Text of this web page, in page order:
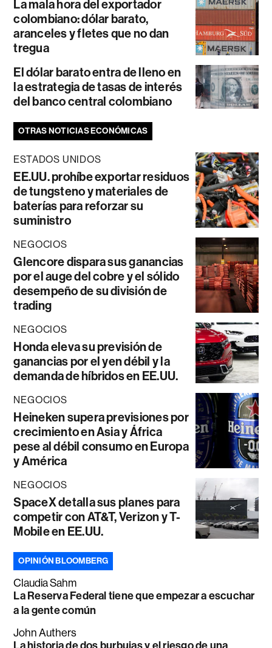
La mala hora del exportador
colombiano: dólar barato,
aranceles y fletes que no dan
tregua
El dólar barato entra de lleno en
la estrategia de tasas de interés
del banco central colombiano
OTRAS NOTICIAS ECONÓMICAS
ESTADOS UNIDOS
EE.UU. prohíbe exportar residuos
de tungsteno y materiales de
baterías para reforzar su
suministro
NEGOCIOS
Glencore dispara sus ganancias
por el auge del cobre y el sólido
desempeño de su división de
trading
NEGOCIOS
Honda eleva su previsión de
ganancias por el yen débil y la
demanda de híbridos en EE.UU.
NEGOCIOS
Heineken supera previsiones por
crecimiento en Asia y África
pese al débil consumo en Europa
y América
NEGOCIOS
SpaceX detalla sus planes para
competir con AT&T, Verizon y T-
Mobile en EE.UU.
OPINIÓN BLOOMBERG
Claudia Sahm
La Reserva Federal tiene que empezar a escuchar
a la gente común
John Authers
La historia de dos burbujas y el riesgo de una